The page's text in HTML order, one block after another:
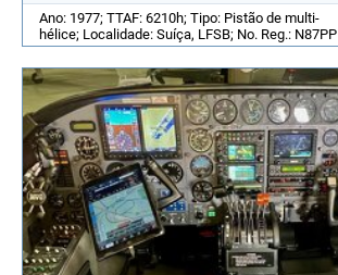
Ano: 1977; TTAF: 6210h; Tipo: Pistão de multi-
hélice; Localidade: Suíça, LFSB; No. Reg.: N87PP